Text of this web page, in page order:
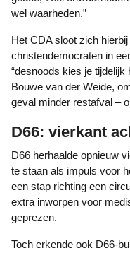
wel waarheden.”
Het CDA sloot zich hierbij aan. Nu komt de raad volgens de
christendemocraten in
“desnoods kies je tijdelijk
Bouwe van der Weide,
geval minder restafval –
D66: vierkant
D66 herhaalde opnieuw vierkant achter de invoering van Diftar
te staan als impuls voor
een stap richting een
extra inworpen voor
geprezen.
Toch erkende ook D66-burgerraadslid Kees van den Broek dat